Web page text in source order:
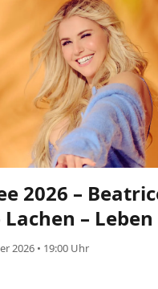
2026 –
Lachen – Leben
2026 • 19:00 Uhr